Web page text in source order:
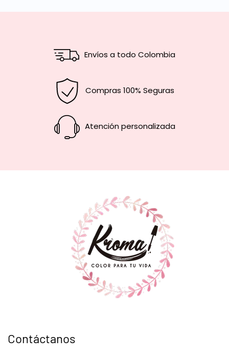
Envíos a todo Colombia
Compras 100% Seguras
Atención personalizada
Contáctanos